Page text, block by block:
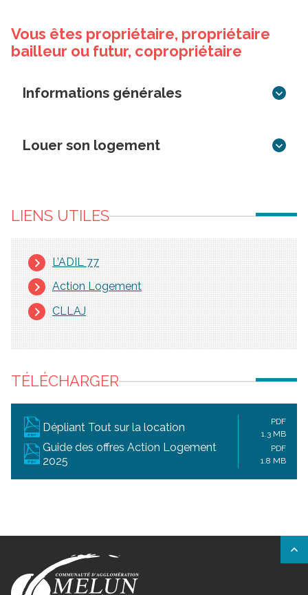
Vous êtes propriétaire, propriétaire
bailleur ou futur, copropriétaire
Informations générales
Louer son logement
LIENS UTILES
L’ADIL 77
Action Logement
CLLAJ
TÉLÉCHARGER
Dépliant Tout sur la location
PDF
1.3 MB
Guide des offres Action Logement
2025
PDF
1.8 MB